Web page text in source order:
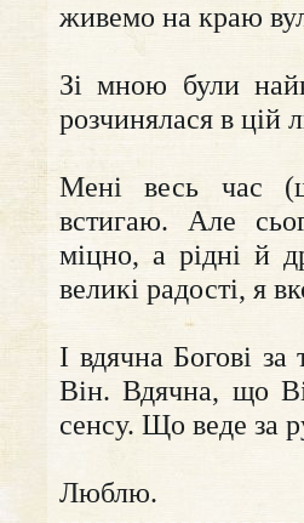
живемо на краю
Зі мною були
розчинялася в цій
Мені весь час
встигаю. Але
міцно, а рідні й
великі радості, я
І вдячна Богові
Він. Вдячна, що
сенсу. Що веде за
Люблю.